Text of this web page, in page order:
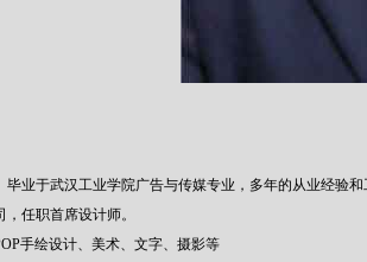
毕业于武汉工业学院广告与传媒专业，多年的从业经验
任职首席设计师。
手绘设计、美术、文字、摄影等